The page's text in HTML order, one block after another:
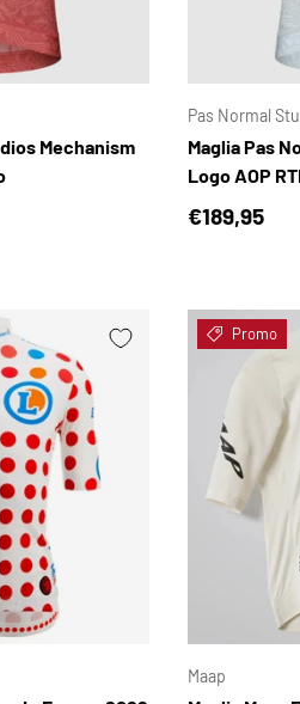
Mechanism
Pas Normal
Maglia Pas
Logo AOP
Prezzo
€189,95
Promo
Maap